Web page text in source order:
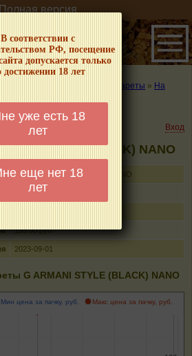
В соответствии с
РФ, посещение
допускается только
достижении 18 лет
уже есть 18
лет
еще нет 18
лет
Полная версия
и курении Цены на сигареты » На
(BLACK) NANO
Вход
STYLE (BLACK) NANO
G ARMANI STYLE (BLACK) NANO
сигареты с фильтром
195.00 руб
2023-09-01
G ARMANI STYLE (BLACK) NANO
Мин цена за пачку, руб. Макс цена за пачку, руб.